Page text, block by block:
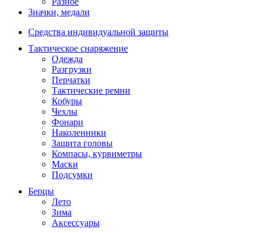
Значки, медали
Средства индивидуальной защиты
Тактическое снаряжение
Одежда
Разгрузки
Перчатки
Тактические ремни
Кобуры
Чехлы
Фонари
Наколенники
Защита головы
Компасы, курвиметры
Маски
Подсумки
Берцы
Лето
Зима
Аксессуары